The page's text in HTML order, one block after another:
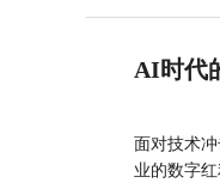
AI时代
面对技术
业的数字红